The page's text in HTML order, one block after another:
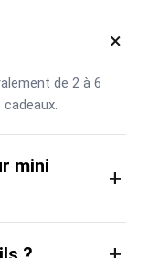
×
de 2 à 6
mini
+